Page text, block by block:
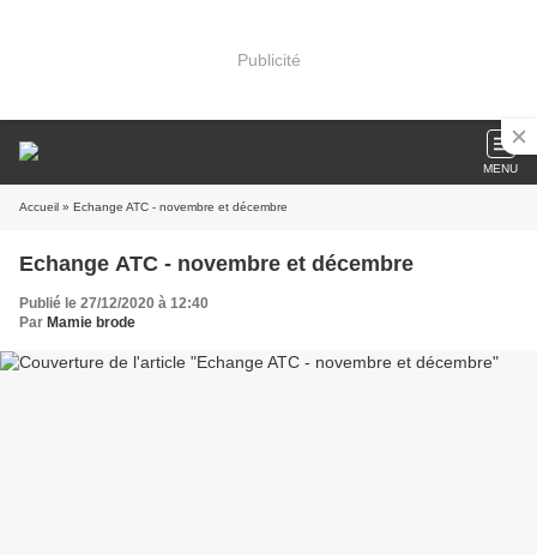
Publicité
MENU
Accueil » Echange ATC - novembre et décembre
Echange ATC - novembre et décembre
Publié le 27/12/2020 à 12:40
Par Mamie brode